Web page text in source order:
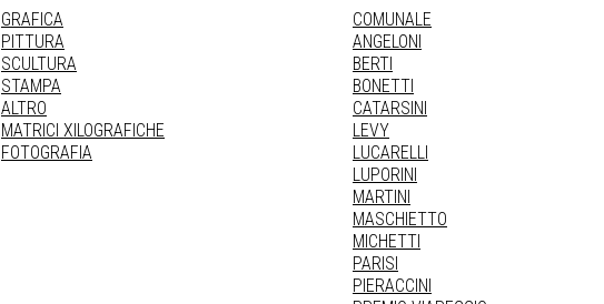
GRAFICA
PITTURA
SCULTURA
STAMPA
ALTRO
MATRICI XILOGRAFICHE
FOTOGRAFIA
COMUNALE
ANGELONI
BERTI
BONETTI
CATARSINI
LEVY
LUCARELLI
LUPORINI
MARTINI
MASCHIETTO
MICHETTI
PARISI
PIERACCINI